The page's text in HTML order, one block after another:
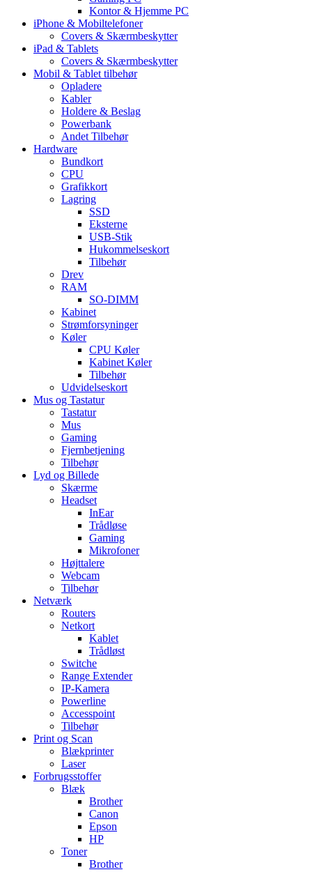
Kontor & Hjemme PC
iPhone & Mobiltelefoner
Covers & Skærmbeskytter
iPad & Tablets
Covers & Skærmbeskytter
Mobil & Tablet tilbehør
Opladere
Kabler
Holdere & Beslag
Powerbank
Andet Tilbehør
Hardware
Bundkort
CPU
Grafikkort
Lagring
SSD
Eksterne
USB-Stik
Hukommelseskort
Tilbehør
Drev
RAM
SO-DIMM
Kabinet
Strømforsyninger
Køler
CPU Køler
Kabinet Køler
Tilbehør
Udvidelseskort
Mus og Tastatur
Tastatur
Mus
Gaming
Fjernbetjening
Tilbehør
Lyd og Billede
Skærme
Headset
InEar
Trådløse
Gaming
Mikrofoner
Højttalere
Webcam
Tilbehør
Netværk
Routers
Netkort
Kablet
Trådløst
Switche
Range Extender
IP-Kamera
Powerline
Accesspoint
Tilbehør
Print og Scan
Blækprinter
Laser
Forbrugsstoffer
Blæk
Brother
Canon
Epson
HP
Toner
Brother